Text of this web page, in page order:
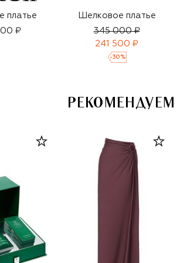
платье
₽
Шелковое платье
345 000 ₽
241 500 ₽
-30 %
РЕКОМЕНДУЕМ